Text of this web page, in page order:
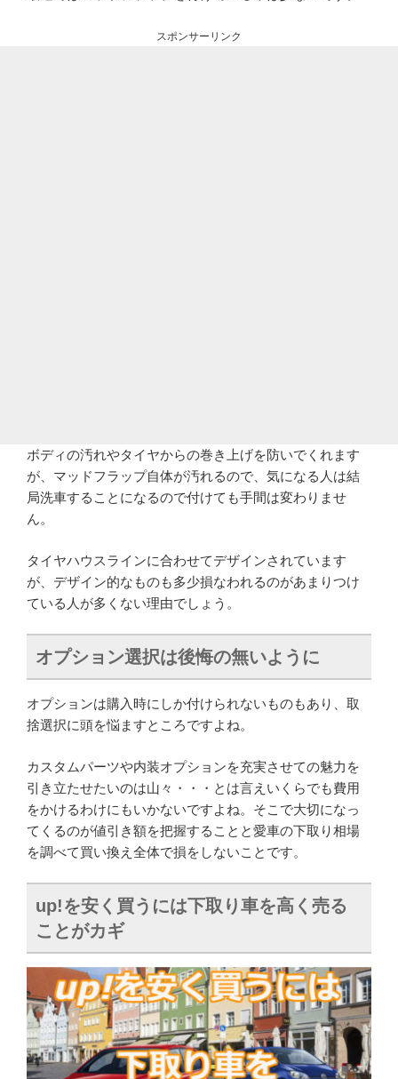
スポンサーリンク
ボディの汚れやタイヤからの巻き上げを防いでくれます
が、マッドフラップ自体が汚れるので、気になる人は結
局洗車することになるので付けても手間は変わりませ
ん。
タイヤハウスラインに合わせてデザインされています
が、デザイン的なものも多少損なわれるのがあまりつけ
ている人が多くない理由でしょう。
オプション選択は後悔の無いように
オプションは購入時にしか付けられないものもあり、取
捨選択に頭を悩ますところですよね。
カスタムパーツや内装オプションを充実させての魅力を
引き立たせたいのは山々・・・とは言えいくらでも費用
をかけるわけにもいかないですよね。そこで大切になっ
てくるのが値引き額を把握することと愛車の下取り相場
を調べて買い換え全体で損をしないことです。
up!を安く買うには下取り車を高く売る
ことがカギ